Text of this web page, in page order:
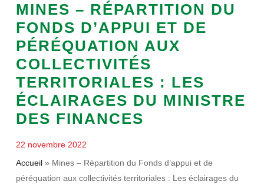
MINES – RÉPARTITION DU
FONDS D’APPUI ET DE
PÉRÉQUATION AUX
COLLECTIVITÉS
TERRITORIALES : LES
ÉCLAIRAGES DU MINISTRE
DES FINANCES
22 novembre 2022
Accueil» Mines – Répartition du Fonds d’appui et de
péréquation aux collectivités territoriales : Les éclairages du